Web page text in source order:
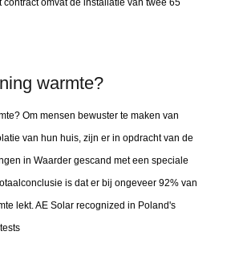
contract omvat de installatie van twee 65
warmte?
Om mensen bewuster te maken van
van hun huis, zijn er in opdracht van de
in Waarder gescand met een speciale
is dat er bij ongeveer 92% van
lekt. AE Solar recognized in Poland's